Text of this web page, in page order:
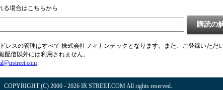
る場合はこちらから
購読の
レスの管理はすべて 株式会社フィナンテックとなります。また、ご登録いただ
配信以外には利用されません。
COPYRIGHT (C) 2000 - 2026 IR STREET.COM All rights reserved.